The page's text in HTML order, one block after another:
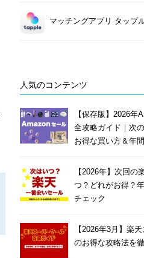
マッチングアプリ タップ
人気のコンテンツ
【保存版】2026年
全攻略ガイド｜次
お得な買い方＆年
【2026年】次回の
つ？どれがお得？
チェック
【2026年3月】楽
のお得な攻略法を